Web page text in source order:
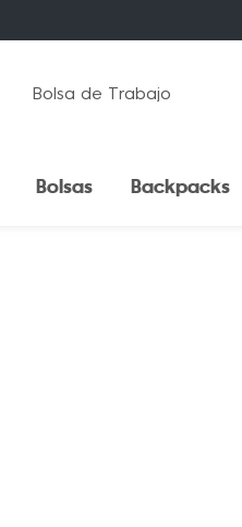
Bolsa de Trabajo
Bolsas Backpacks